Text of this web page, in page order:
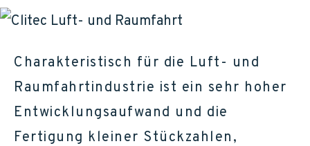
Charakteristisch für die Luft- und
Raumfahrtindustrie ist ein sehr hoher
Entwicklungsaufwand und die
Fertigung kleiner Stückzahlen,